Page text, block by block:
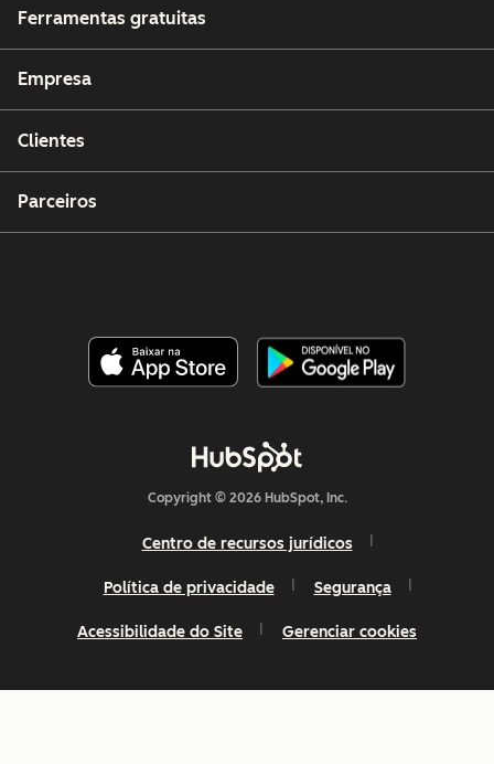
Ferramentas gratuitas
Empresa
Clientes
Parceiros
Copyright © 2026 HubSpot, Inc.
Centro de recursos jurídicos
Política de privacidade Segurança
Acessibilidade do Site Gerenciar cookies